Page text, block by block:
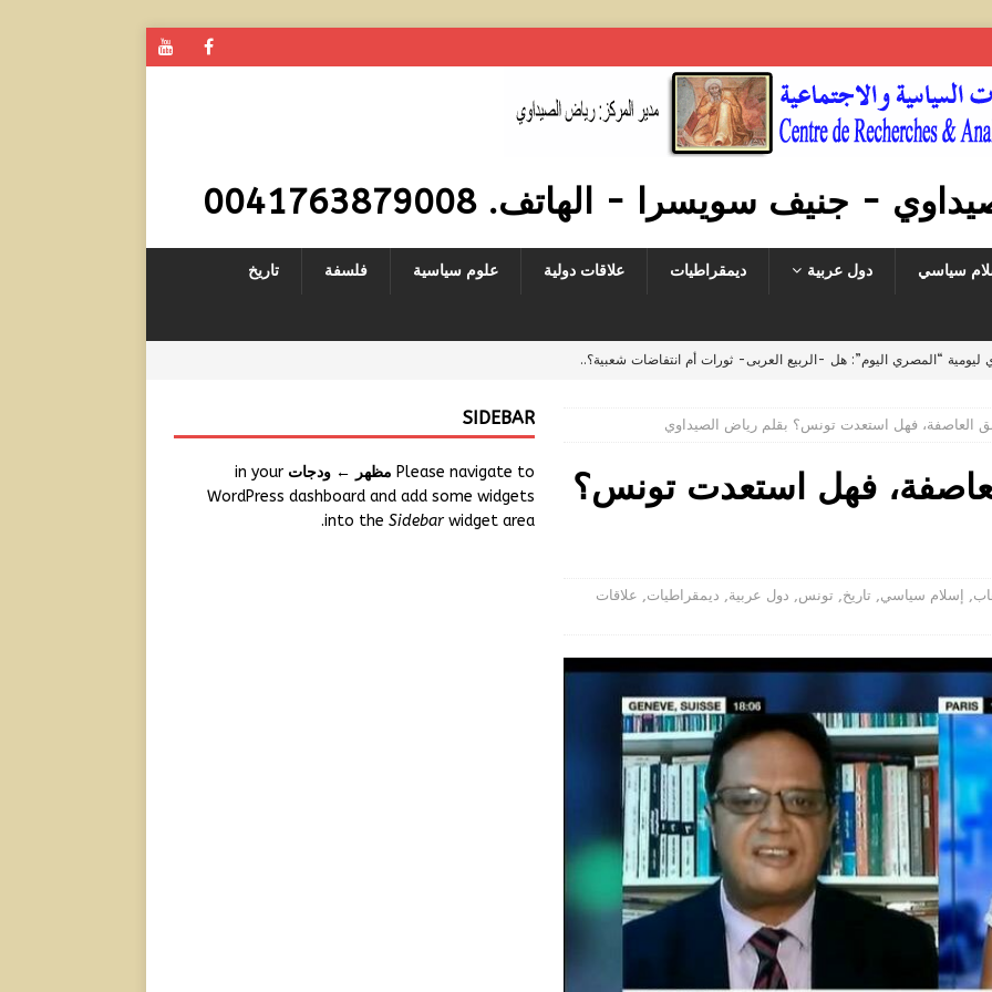
- جنيف سويسرا - الهاتف. 0041763879008
سياسي دول عربية ديمقراطيات علاقات دولية علوم سياسية فلسفة تاريخ
ليومية “المصري اليوم”: هل -الربيع العربى- ثورات أم انتفاضات شعبية؟..
للصباح: الأحزاب السياسية المهووسة بالسلطة بدأت تفقد مصداقيتها لدى
تحصل ثورة اجتماعية جديدة أخبار
الدولية لإطلاق سراح الشاعر القطري محمد بن الذيب العجمي من زنازين
يجب على حاكم قطر الإفراج فوراً عن محمد بن الذيب والإعتذار منه على
(روسيا اليوم) العالمية: أمير قطر خدم مشاريع المخابرات الأمريكية
حاوره: فهيم الصوراني.
العاصفة، فهل استعدت تونس؟ بقلم رياض الصيداوي
فهل استعدت تونس؟
, إسلام سياسي, تاريخ, تونس, دول عربية, ديمقراطيات, علاقات
SIDEBAR
Please navigate to مظهر ← ودجات in your
WordPress dashboard and add some widgets
into theSidebar widget area.